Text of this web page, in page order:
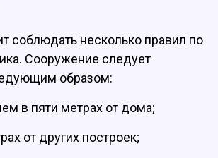
соблюдать несколько правил по
Сооружение следует
образом:
в пяти метрах от дома;
от других построек;